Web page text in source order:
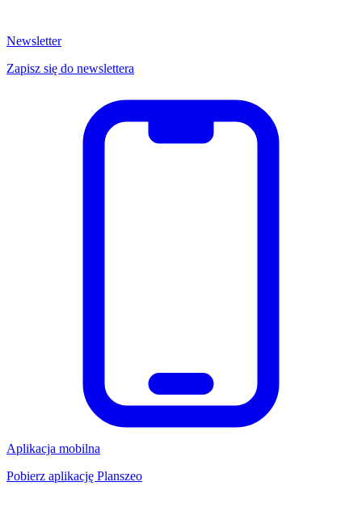
Newsletter
Zapisz się do newslettera
Aplikacja mobilna
Pobierz aplikację Planszeo